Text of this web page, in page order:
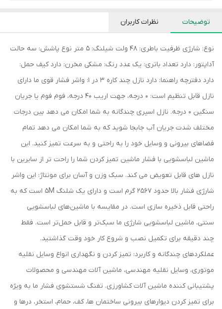
توضیحات نظرات کاربران
نوع: شارژی ظرفیت باطری: ۴۸ ولت شیلنگ: ۵ متر نوع پاشش: سه حالت
آداپتور: دارد تعداد باتری: یک عدد رنگ: مشکی مخرن: دارد کیف حمل:
دارد دفترچه راهنما: دارد نازل چند کاره 3 در 1: واشر فشار قوی ما دارای
نازل قابل تنظیم است: 0 درجه، جهت اریب 40 درجه، فوم فوم یا جریان
سنگین 0 درجه. نازل اسپری چندگانه به شما امکان می دهد بین درجات
مختلف شدت جریان آب جابجا شوید که به شما امکان می دهد تمام
فضاهای بیرونی و وسایل خود را به راحتی و به سرعت تمیز کنید. این
ماشین لباسشویی با فشار ماشین تمیز کردن شما را راحت تر از سایرین با
نازل های قابل تعویض می کند. سبک وزن و آسان برای مونتاژ: این واشر
شارژی فشار بالا حدود 2567 گرم است و دارای یک شلنگ 5M است که به
راحتی قابل ذخیره سازی است. در مقایسه با ماشین‌های لباسشویی
سنتی، ماشین لباسشویی شارژی ما سبک‌تر و قابل حمل‌تر است. فقط
چند دقیقه برای تکمیل نصب و شروع کار خود وقت گذاشتید.
عملکردهای چندگانه و کاربرد: تمیز کردن و نگهداری انواع وسایل نقلیه
موتوری، وسایل نقلیه مهندسی، ماشین آلات مهندسی و محصولات
پشتیبانی کننده ماشین آلات کشاورزی. تفنگ شستشوی فشار ما به ویژه
برای تمیز کردن دیوارهای بیرونی ساختمان ها، کف، حمام، استخر، درها و